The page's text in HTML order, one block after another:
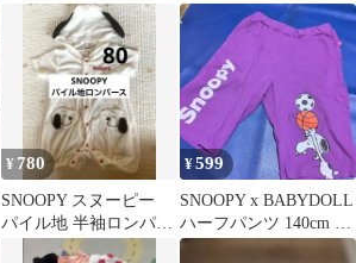
チャーリーブラウン☆
スヌーピー★
¥ 780
SNOOPY スヌーピー
パイル地 半袖ロンパー
ス カバーオール 80cm
¥599
SNOOPY x BABYDOLL
ハーフパンツ 140cm パ
ープル